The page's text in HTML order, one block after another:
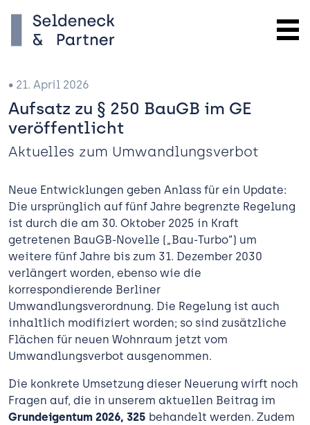
• 21. April 2026
Aufsatz zu § 250 BauGB im GE
veröffentlicht
Aktuelles zum Umwandlungsverbot
Neue Entwicklungen geben Anlass für ein Update:
Die ursprünglich auf fünf Jahre begrenzte Regelung
ist durch die am 30. Oktober 2025 in Kraft
getretenen BauGB-Novelle („Bau-Turbo“) um
weitere fünf Jahre bis zum 31. Dezember 2030
verlängert worden, ebenso wie die
korrespondierende Berliner
Umwandlungsverordnung. Die Regelung ist auch
inhaltlich modifiziert worden; so sind zusätzliche
Flächen für neuen Wohnraum jetzt vom
Umwandlungsverbot ausgenommen.
Die konkrete Umsetzung dieser Neuerung wirft noch
Fragen auf, die in unserem aktuellen Beitrag im
Grundeigentum 2026, 325 behandelt werden. Zudem